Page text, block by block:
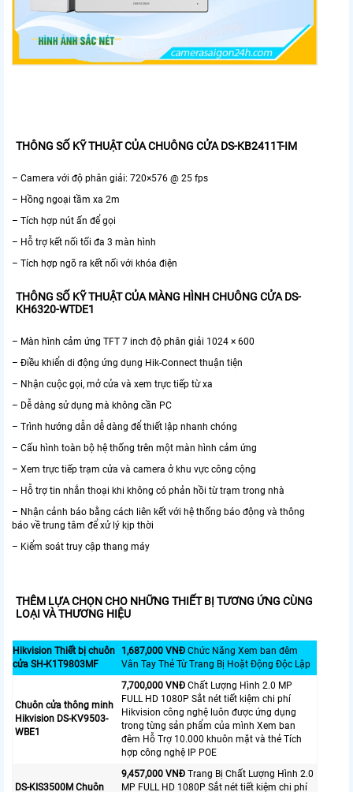
THÔNG SỐ KỸ THUẬT CỦA CHUÔNG CỬA DS-KB2411T-IM
– Camera với độ phân giải: 720×576 @ 25 fps
– Hồng ngoại tầm xa 2m
– Tích hợp nút ấn để gọi
– Hỗ trợ kết nối tối đa 3 màn hình
– Tích hợp ngõ ra kết nối với khóa điện
THÔNG SỐ KỸ THUẬT CỦA MÀNG HÌNH CHUÔNG CỬA DS-
KH6320-WTDE1
– Màn hình cảm ứng TFT 7 inch độ phân giải 1024 × 600
– Điều khiển di động ứng dụng Hik-Connect thuận tiện
– Nhận cuộc gọi, mở cửa và xem trực tiếp từ xa
– Dễ dàng sử dụng mà không cần PC
– Trình hướng dẫn dễ dàng để thiết lập nhanh chóng
– Cấu hình toàn bộ hệ thống trên một màn hình cảm ứng
– Xem trực tiếp trạm cửa và camera ở khu vực công cộng
– Hỗ trợ tin nhắn thoại khi không có phản hồi từ trạm trong nhà
– Nhận cảnh báo bằng cách liên kết với hệ thống báo động và thông
báo về trung tâm để xử lý kịp thời
– Kiểm soát truy cập thang máy
THÊM LỰA CHỌN CHO NHỮNG THIẾT BỊ TƯƠNG ỨNG CÙNG
LOẠI VÀ THƯƠNG HIỆU
Hikvision Thiết bị chuôn
cửa SH-K1T9803MF
1,687,000 VNĐ Chức Năng Xem ban đêm
Vân Tay Thẻ Từ Trang Bị Hoặt Động Độc Lập
Chuôn cửa thông minh
Hikvision DS-KV9503-
WBE1
7,700,000 VNĐ Chất Lượng Hình 2.0 MP
FULL HD 1080P Sắt nét tiết kiệm chi phí
Hikvision công nghệ luôn được ứng dụng
trong từng sản phẩm của mình Xem ban
đêm Hỗ Trợ 10.000 khuôn mặt và thẻ Tích
hợp công nghệ IP POE
DS-KIS3500M Chuôn
9,457,000 VNĐ Trang Bị Chất Lượng Hình 2.0
MP FULL HD 1080P Sắt nét tiết kiệm chi phí